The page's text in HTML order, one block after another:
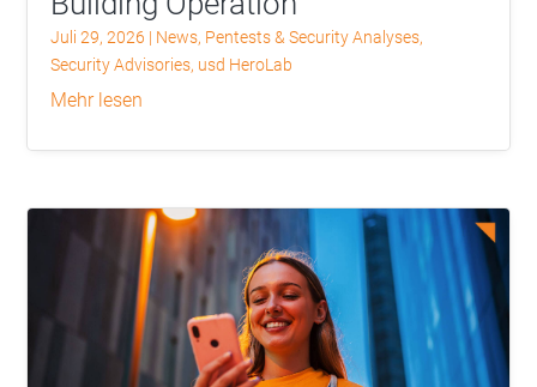
Juli 29, 2026 | News, Pentests & Security Analyses,
Security Advisories, usd HeroLab
mehr lesen